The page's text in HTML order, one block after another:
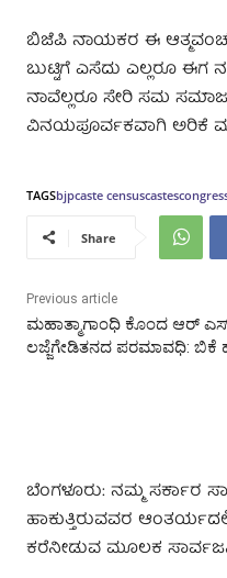
ಬಿಜೆಪಿ ನಾಯಕರ ಈ
ಬುಟ್ಟಿಗೆ ಎಸೆದು ಎಲ್ಲರೂ ಈಗ
ನಾವೆಲ್ಲರೂ ಸೇರಿ ಸಮ
ವಿನಯಪೂರ್ವಕವಾಗಿ ಅರಿಕೆ
TAGSbjpcaste censuscastes
Share
Previous article
ಮಹಾತ್ಮಾಗಾಂಧಿ ಕೊಂದ ಆರ್‌
ಲಜ್ಜೆಗೇಡಿತನದ ಪರಮಾವಧಿ: ಬಿಕೆ
ಬೆಂಗಳೂರು: ನಮ್ಮ ಸರ್ಕಾರ
ಹಾಕುತ್ತಿರುವವರ
ಕರೆನೀಡುವ ಮೂಲಕ